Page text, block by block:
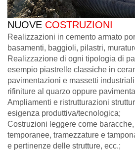
NUOVE COSTRUZIONI
Realizzazioni in cemento armato
basamenti, baggioli, pilastri,
Realizzazione di ogni tipologia di
esempio piastrelle classiche in
pavimentazioni e massetti
rifiniture al quarzo oppure
Ampliamenti e ristrutturazioni
esigenza produttiva/tecnologica;
Costruzioni leggere come
temporanee, tramezzature e
e pertinenze delle strutture, ecc.;